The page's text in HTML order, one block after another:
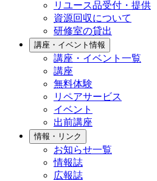
リユース品受付・提供
資源回収について
研修室の貸出
講座・イベント情報
講座・イベント一覧
講座
無料体験
リペアサービス
イベント
出前講座
情報・リンク
お知らせ一覧
情報誌
広報誌